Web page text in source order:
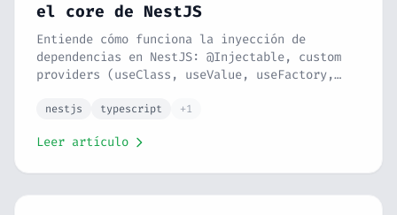
el core de NestJS
Entiende cómo funciona la inyección de
dependencias en NestJS: @Injectable, custom
providers (useClass, useValue, useFactory,
NestJS resuelve el árbol de dependencias.
nestjs typescript +1
Leer artículo